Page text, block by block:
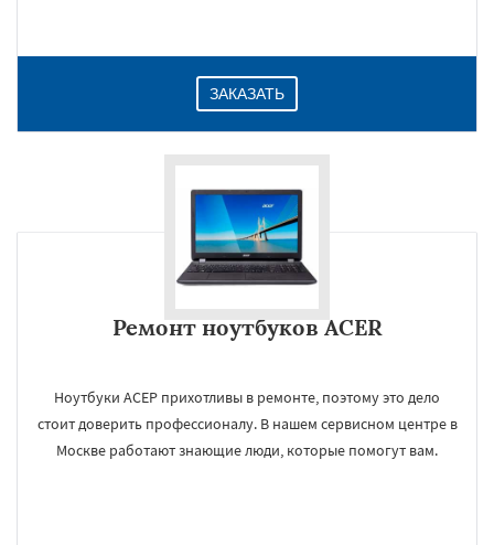
ЗАКАЗАТЬ
Ремонт ноутбуков ACER
Ноутбуки АСЕР прихотливы в ремонте, поэтому это дело
стоит доверить профессионалу. В нашем сервисном центре в
Москве работают знающие люди, которые помогут вам.